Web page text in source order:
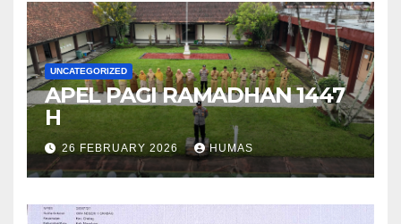
UNCATEGORIZED
APEL PAGI RAMADHAN 1447
H
26 FEBRUARY 2026 HUMAS